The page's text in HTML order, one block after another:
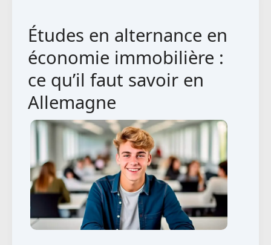
affaires
:
ce
qu’il
faut
en
Allemagne
Études en alternance en
économie immobilière :
ce qu’il faut savoir en
Allemagne